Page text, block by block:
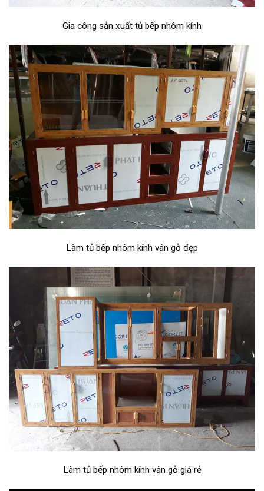
Gia công sản xuất tủ bếp nhôm kính
Làm tủ bếp nhôm kính vân gỗ đẹp
Làm tủ bếp nhôm kính vân gỗ giá rẻ